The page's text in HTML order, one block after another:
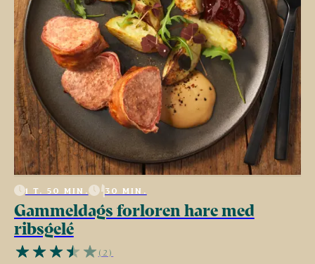
1 T. 50 MIN. 30 MIN.
Gammeldags forloren hare med
ribsgelé
(2)